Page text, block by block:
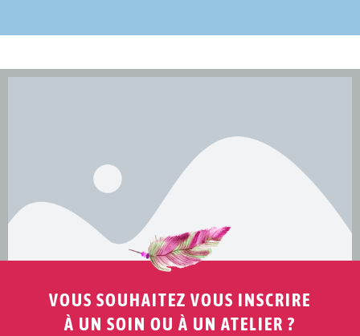
VOUS SOUHAITEZ VOUS INSCRIRE
À UN SOIN OU À UN ATELIER ?